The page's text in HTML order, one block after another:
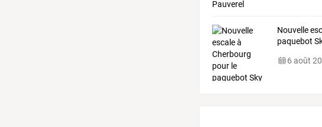
Nouvelle
paquebot
6 août